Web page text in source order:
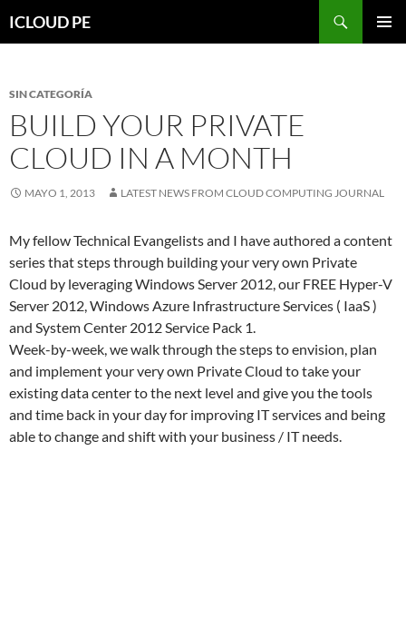
hacia
ICLOUD PE
SIN CATEGORÍA
BUILD YOUR PRIVATE
CLOUD IN A MONTH
MAYO 1, 2013 LATEST NEWS FROM CLOUD COMPUTING JOURNAL
My fellow Technical Evangelists and I have authored a content
series that steps through building your very own Private
Cloud by leveraging Windows Server 2012, our FREE Hyper-V
Server 2012, Windows Azure Infrastructure Services ( IaaS )
and System Center 2012 Service Pack 1.
Week-by-week, we walk through the steps to envision, plan
and implement your very own Private Cloud to take your
existing data center to the next level and give you the tools
and time back in your day for improving IT services and being
able to change and shift with your business / IT needs.